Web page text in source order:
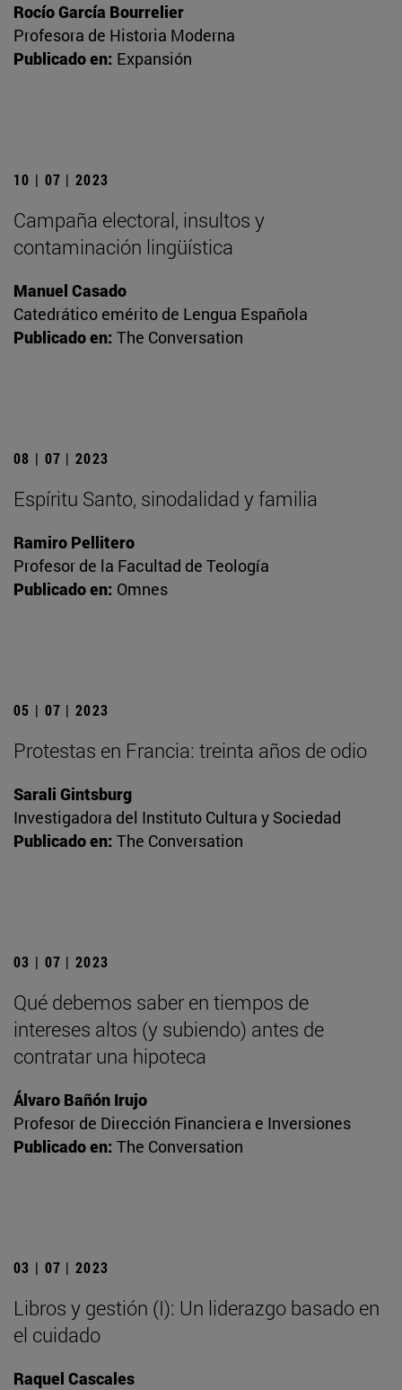
Rocío García Bourrelier
Profesora de Historia Moderna
Publicado en: Expansión
10 | 07 | 2023
Campaña electoral, insultos y
contaminación lingüística
Manuel Casado
Catedrático emérito de Lengua Española
Publicado en: The Conversation
08 | 07 | 2023
Espíritu Santo, sinodalidad y familia
Ramiro Pellitero
Profesor de la Facultad de Teología
Publicado en: Omnes
05 | 07 | 2023
Protestas en Francia: treinta años de odio
Sarali Gintsburg
Investigadora del Instituto Cultura y Sociedad
Publicado en: The Conversation
03 | 07 | 2023
Qué debemos saber en tiempos de
intereses altos (y subiendo) antes de
contratar una hipoteca
Álvaro Bañón Irujo
Profesor de Dirección Financiera e Inversiones
Publicado en: The Conversation
03 | 07 | 2023
Libros y gestión (I): Un liderazgo basado en
el cuidado
Raquel Cascales